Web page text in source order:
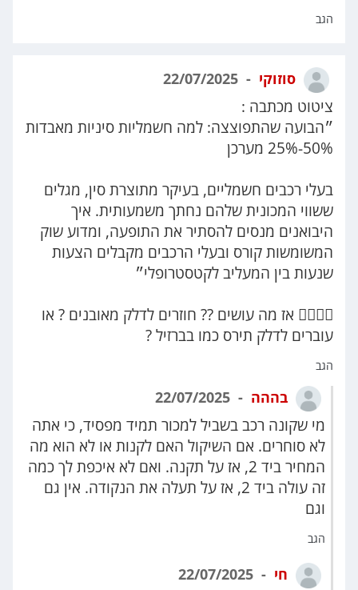
הגב
סוזוקי
ציטוט מכתבה :
״הבועה שהתפוצצה: למה חשמליות סיניות מאבדות
25%-50% מערכן
בעלי רכבים חשמליים, בעיקר מתוצרת סין, מגלים
ששווי המכונית שלהם נחתך משמעותית. איך
היבואנים מנסים להסתיר את התופעה, ומדוע שוק
המשומשות קורס ובעלי הרכבים מקבלים הצעות
שנעות בין המעליב לקטסטרופלי״
🤷‍♂️🤷‍♂️ אז מה עושים ?? חוזרים לדלק מאובנים ? או
עוברים לדלק תירס כמו בברזיל ?
הגב
בההה
מי שקונה רכב בשביל למכור תמיד מפסיד, כי אתה
לא סוחרים. אם השיקול האם לקנות או לא הוא מה
המחיר ביד 2, אז על תקנה. ואם לא איכפת לך כמה
זה עולה ביד 2, אז על תעלה את הנקודה. אין גם
וגם
הגב
חי